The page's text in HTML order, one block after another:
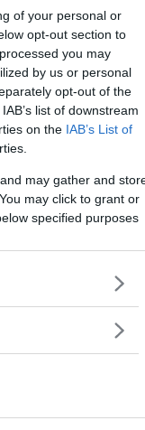
of your personal or
opt-out section to
you may
by us or personal
opt-out of the
list of downstream
on the IAB’s List of
may gather and
may click to grant or
specified purposes
En plan
är redan